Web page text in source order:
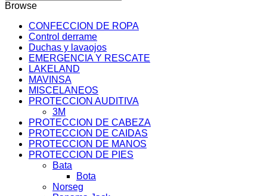
Browse
CONFECCION DE ROPA
Control derrame
Duchas y lavaojos
EMERGENCIA Y RESCATE
LAKELAND
MAVINSA
MISCELANEOS
PROTECCION AUDITIVA
3M
PROTECCION DE CABEZA
PROTECCION DE CAIDAS
PROTECCION DE MANOS
PROTECCION DE PIES
Bata
Bota
Norseg